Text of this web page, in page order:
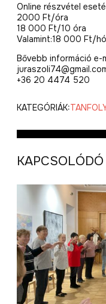
Online részvétel
2000 Ft/óra
18 000 Ft/10 óra
Valamint:18 000 Ft/
Bővebb információ e-
+36 20 4474 520
KATEGÓRIÁK: